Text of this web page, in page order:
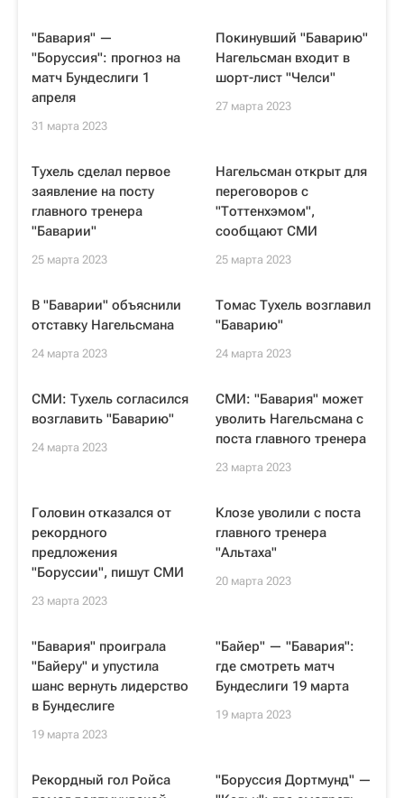
"Бавария" —
"Боруссия": прогноз на
матч Бундеслиги 1
апреля
31 марта 2023
Покинувший "Баварию"
Нагельсман входит в
шорт-лист "Челси"
27 марта 2023
Тухель сделал первое
заявление на посту
главного тренера
"Баварии"
25 марта 2023
Нагельсман открыт для
переговоров с
"Тоттенхэмом",
сообщают СМИ
25 марта 2023
В "Баварии" объяснили
отставку Нагельсмана
24 марта 2023
Томас Тухель возглавил
"Баварию"
24 марта 2023
СМИ: Тухель согласился
возглавить "Баварию"
24 марта 2023
СМИ: "Бавария" может
уволить Нагельсмана с
поста главного тренера
23 марта 2023
Головин отказался от
рекордного
предложения
"Боруссии", пишут СМИ
23 марта 2023
Клозе уволили с поста
главного тренера
"Альтаха"
20 марта 2023
"Бавария" проиграла
"Байеру" и упустила
шанс вернуть лидерство
в Бундеслиге
19 марта 2023
"Байер" — "Бавария":
где смотреть матч
Бундеслиги 19 марта
19 марта 2023
Рекордный гол Ройса
"Боруссия Дортмунд" —